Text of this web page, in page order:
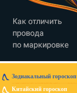
Зодиакальный гороскоп
Китайский гороскоп